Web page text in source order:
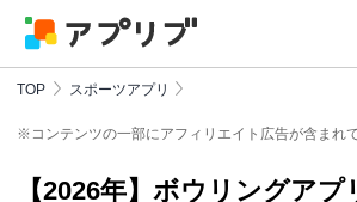
TOP スポーツアプリ
※コンテンツの一部にアフィリエイト広告が含まれ
【2026年】ボウリングア